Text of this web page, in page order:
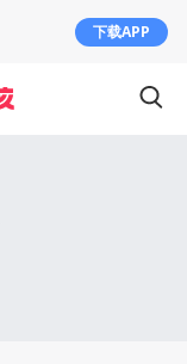
下载APP